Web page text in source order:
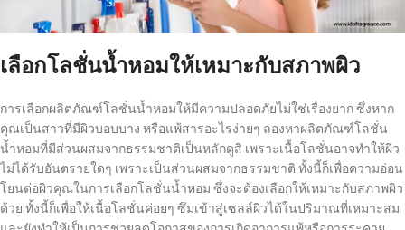
เลือกโลชั่นน้ำหอมให้เหมาะกับสภาพผิว
การเลือกผลิตภัณฑ์โลชั่นน้ำหอมให้มีความปลอดภัยไม่ใช่เรื่องยาก ซึ่งหาก
คุณเป็นสาวที่มีผิวบอบบาง หรือแพ้สารอะไรง่ายๆ ลองหาผลิตภัณฑ์โลชั่น
น้ำหอมที่มีส่วนผสมจากธรรมชาติเป็นหลักดูสิ เพราะเนื้อโลชั่นอาจทำให้ผิว
ไม่ได้รับอันตรายใดๆ เพราะเป็นส่วนผสมจากธรรมชาติ ทั้งนี้ก็เพื่อความอ่อน
โยนต่อผิวคุณในการเลือกโลชั่นน้ำหอม ซึ่งจะต้องเลือกให้เหมาะกับสภาพผิว
ด้วย ทั้งนี้ก็เพื่อให้เนื้อโลชั่นค่อยๆ ซึมเข้าสู่เซลล์ผิวได้ในปริมาณที่เหมาะสม